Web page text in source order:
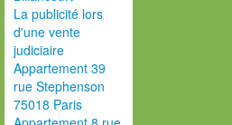
La publicité lors
d'une vente
judiciaire
Appartement 39
rue Stephenson
75018 Paris